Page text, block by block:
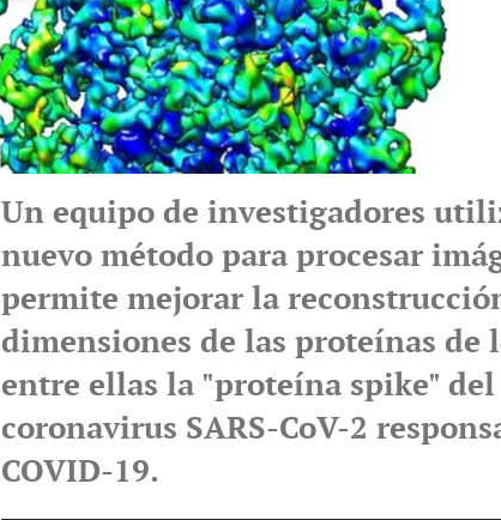
Un equipo de investigadores
nuevo método para procesar
permite mejorar la
dimensiones de las proteínas de
entre ellas la "proteína spike" del
coronavirus SARS-CoV-2
COVID-19.